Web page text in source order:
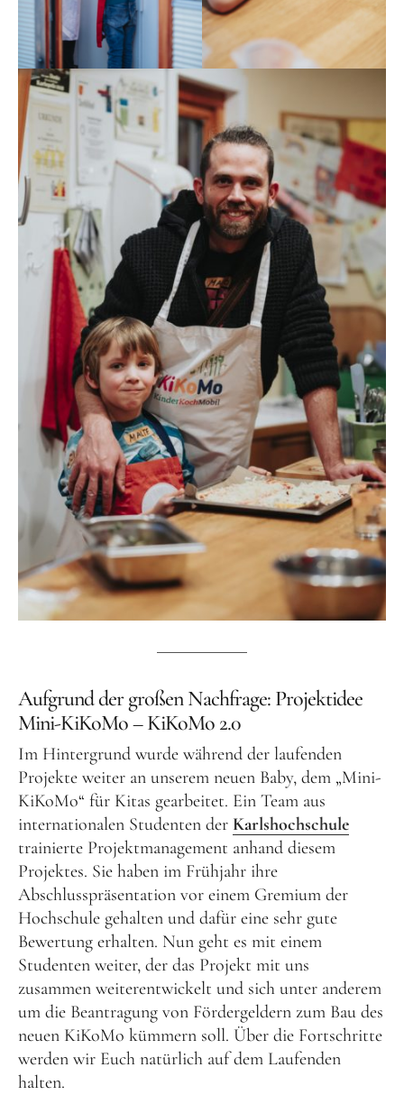
Aufgrund der großen Nachfrage: Projektidee
Mini-KiKoMo – KiKoMo 2.0
Im Hintergrund wurde während der laufenden
Projekte weiter an unserem neuen Baby, dem „Mini-
KiKoMo“ für Kitas gearbeitet. Ein Team aus
internationalen Studenten der Karlshochschule
trainierte Projektmanagement anhand diesem
Projektes. Sie haben im Frühjahr ihre
Abschlusspräsentation vor einem Gremium der
Hochschule gehalten und dafür eine sehr gute
Bewertung erhalten. Nun geht es mit einem
Studenten weiter, der das Projekt mit uns
zusammen weiterentwickelt und sich unter anderem
um die Beantragung von Fördergeldern zum Bau des
neuen KiKoMo kümmern soll. Über die Fortschritte
werden wir Euch natürlich auf dem Laufenden
halten.